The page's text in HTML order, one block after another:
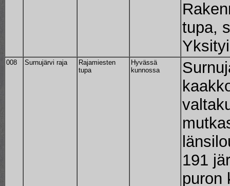
tupa,
008 Surnujärvi raja
Rajamiesten
tupa
Hyvässä
kunnossa
191
puron